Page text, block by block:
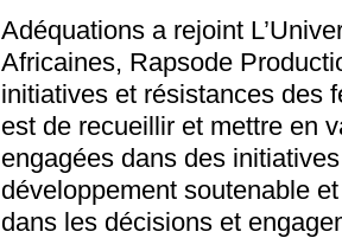
Adéquations a rejoint
Africaines, Rapsode
initiatives et résistances des
est de recueillir et mettre en
engagées dans des
développement soutenable
dans les décisions et